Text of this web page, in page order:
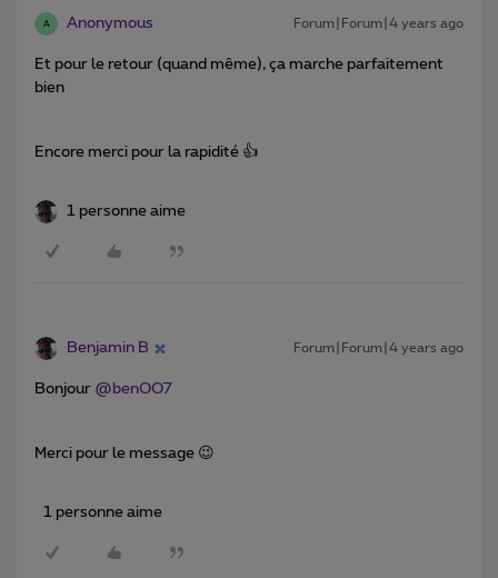
A Anonymous Forum|Forum|4 years ago
Et pour le retour (quand même), ça marche parfaitement
bien
Encore merci pour la rapidité 👍
1 personne aime
Benjamin B Forum|Forum|4 years ago
Bonjour @benOO7
Merci pour le message 😉
1 personne aime